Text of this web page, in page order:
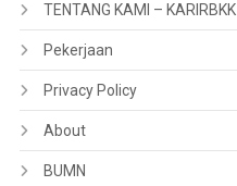
TENTANG KAMI – KARIRBKK
Pekerjaan
Privacy Policy
About
BUMN